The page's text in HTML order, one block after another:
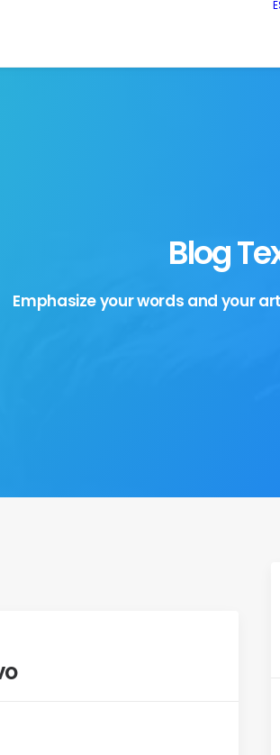
Blog
Emphasize your words and your